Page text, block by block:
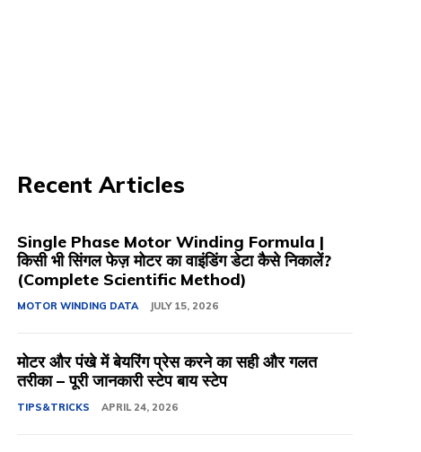
Recent Articles
Single Phase Motor Winding Formula |
किसी भी सिंगल फेज़ मोटर का वाइंडिंग डेटा कैसे निकालें?
(Complete Scientific Method)
MOTOR WINDING DATA JULY 15, 2026
मोटर और पंखे में बेयरिंग प्रेस करने का सही और गलत
तरीका – पूरी जानकारी स्टेप बाय स्टेप
TIPS&TRICKS APRIL 24, 2026